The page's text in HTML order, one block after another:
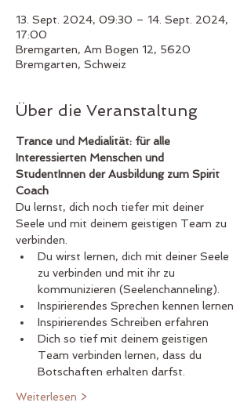
13. Sept. 2024, 09:30 – 14. Sept. 2024,
17:00
Bremgarten, Am Bogen 12, 5620
Bremgarten, Schweiz
Über die Veranstaltung
Trance und Medialität: für alle
Interessierten Menschen und
StudentInnen der Ausbildung zum Spirit
Coach
Du lernst, dich noch tiefer mit deiner
Seele und mit deinem geistigen Team zu
verbinden.
Du wirst lernen, dich mit deiner Seele
zu verbinden und mit ihr zu
kommunizieren (Seelenchanneling).
Inspirierendes Sprechen kennen lernen
Inspirierendes Schreiben erfahren
Dich so tief mit deinem geistigen
Team verbinden lernen, dass du
Botschaften erhalten darfst.
Weiterlesen >